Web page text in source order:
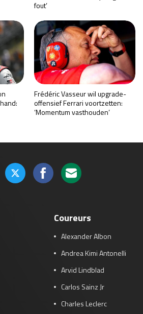
fout’
Frédéric Vasseur wil upgrade-
offensief Ferrari voortzetten:
‘Momentum vasthouden’
Coureurs
Alexander Albon
Andrea Kimi Antonelli
Arvid Lindblad
Carlos Sainz Jr
Charles Leclerc